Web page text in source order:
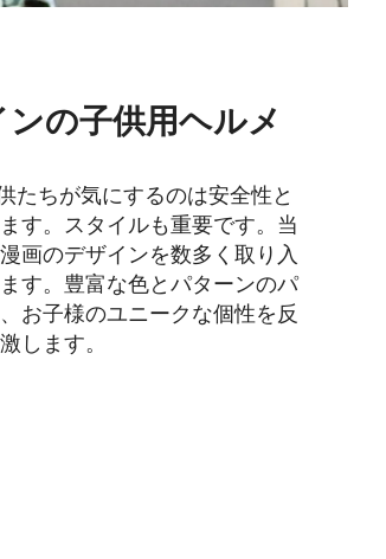
の子供用ヘルメ
たちが気にするのは安全性と
す。スタイルも重要です。当
画のデザインを数多く取り入
す。豊富な色とパターンのパ
お子様のユニークな個性を反
します。